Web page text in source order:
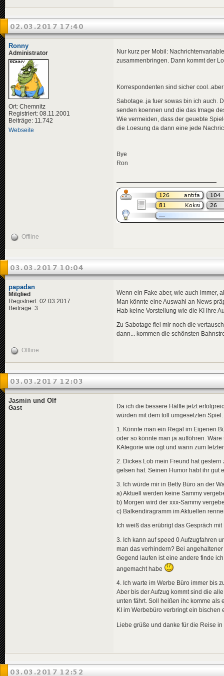
02.03.2017 17:40
Ronny
Administrator
Ort: Chemnitz
Registriert: 08.11.2001
Beiträge: 11.742
Webseite
Nur kurz per Mobil:
zusammenbringen. Dann kommt der
Korrespondenten sind sicher
Sabotage..ja fuer sowas bin ich auch.
senden koennen und die das Image
Wie vermeiden, dass der geuebte
die Loesung da dann eine jede
Bye
Ron
Offline
03.03.2017 10:04
papadan
Mitglied
Registriert: 02.03.2017
Beiträge: 3
Wenn ein Fake aber, wie auch immer,
Man könnte eine Auswahl an News
Hab keine Vorstellung wie die KI ihre
Zu Sabotage fiel mir noch die
dann... kommen die schönsten
Offline
03.03.2017 12:03
Jasmin und Olf
Gast
Da ich die bessere Hälfte jetzt
würden mit dem toll umgesetzten Spiel.
1. Könnte man ein Regal im Eigenen
oder so könnte man ja aufföhren.
KAtegorie wie ogt und wann zum
2. Dickes Lob mein Freund hat
gelsen hat. Seinen Humor habt ihr gut
3. Ich würde mir in Betty Büro an der
a) Aktuell werden keine Sammy
b) Morgen wird der xxx-Sammy
c) Balkendiragramm im Aktuellen
Ich weiß das erübrigt das Gespräch
3. Ich kann auf speed 0 Aufzugfahren
man das verhindern? Bei
Gegend laufen ist eine andere finde
angemacht habe
4. Ich warte im Werbe Büro immer bis
Aber bis der Aufzug kommt sind die
unten fährt. Soll heißen ihc komme als
KI im Werbebüro verbringt ein
Liebe grüße und danke für die Reise
03.03.2017 12:52